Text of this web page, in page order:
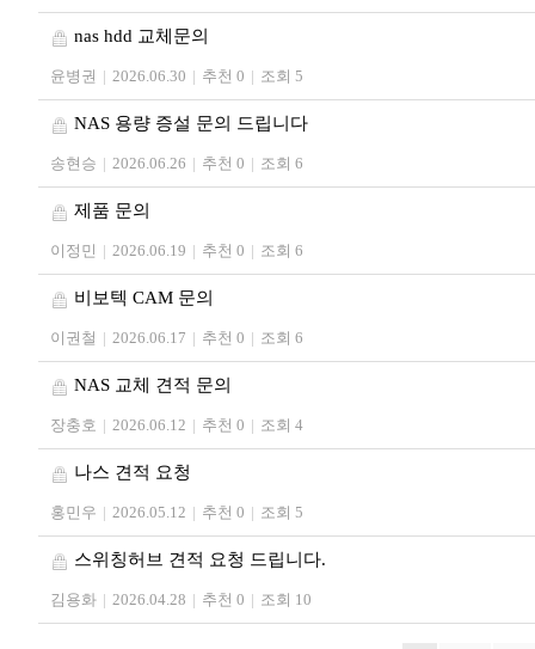
nas hdd 교체문의
윤병권 | 2026.06.30 | 추천 0 | 조회 5
NAS 용량 증설 문의 드립니다
송현승 | 2026.06.26 | 추천 0 | 조회 6
제품 문의
이정민 | 2026.06.19 | 추천 0 | 조회 6
비보텍 CAM 문의
이권철 | 2026.06.17 | 추천 0 | 조회 6
NAS 교체 견적 문의
장충호 | 2026.06.12 | 추천 0 | 조회 4
나스 견적 요청
홍민우 | 2026.05.12 | 추천 0 | 조회 5
스위칭허브 견적 요청 드립니다.
김용화 | 2026.04.28 | 추천 0 | 조회 10